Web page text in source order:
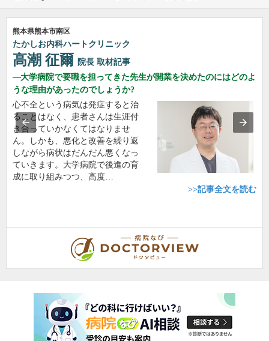
熊本県熊本市南区
たかしお内科ハートクリニック
高潮 征爾 院長 取材記事
大学病院で要職を担ってきた先生が開業を決めたのにはどのよ
うな理由があったのでしょうか?
心不全という病気は発症すると治
ることはなく、患者さんは生涯付
き合っていかなくてはなりませ
ん。しかも、悪化と改善を繰り返
しながら病状はだんだん悪くなっ
ていきます。大学病院で後進の育
成に取り組みつつ、高度…
>>記事全文を読む